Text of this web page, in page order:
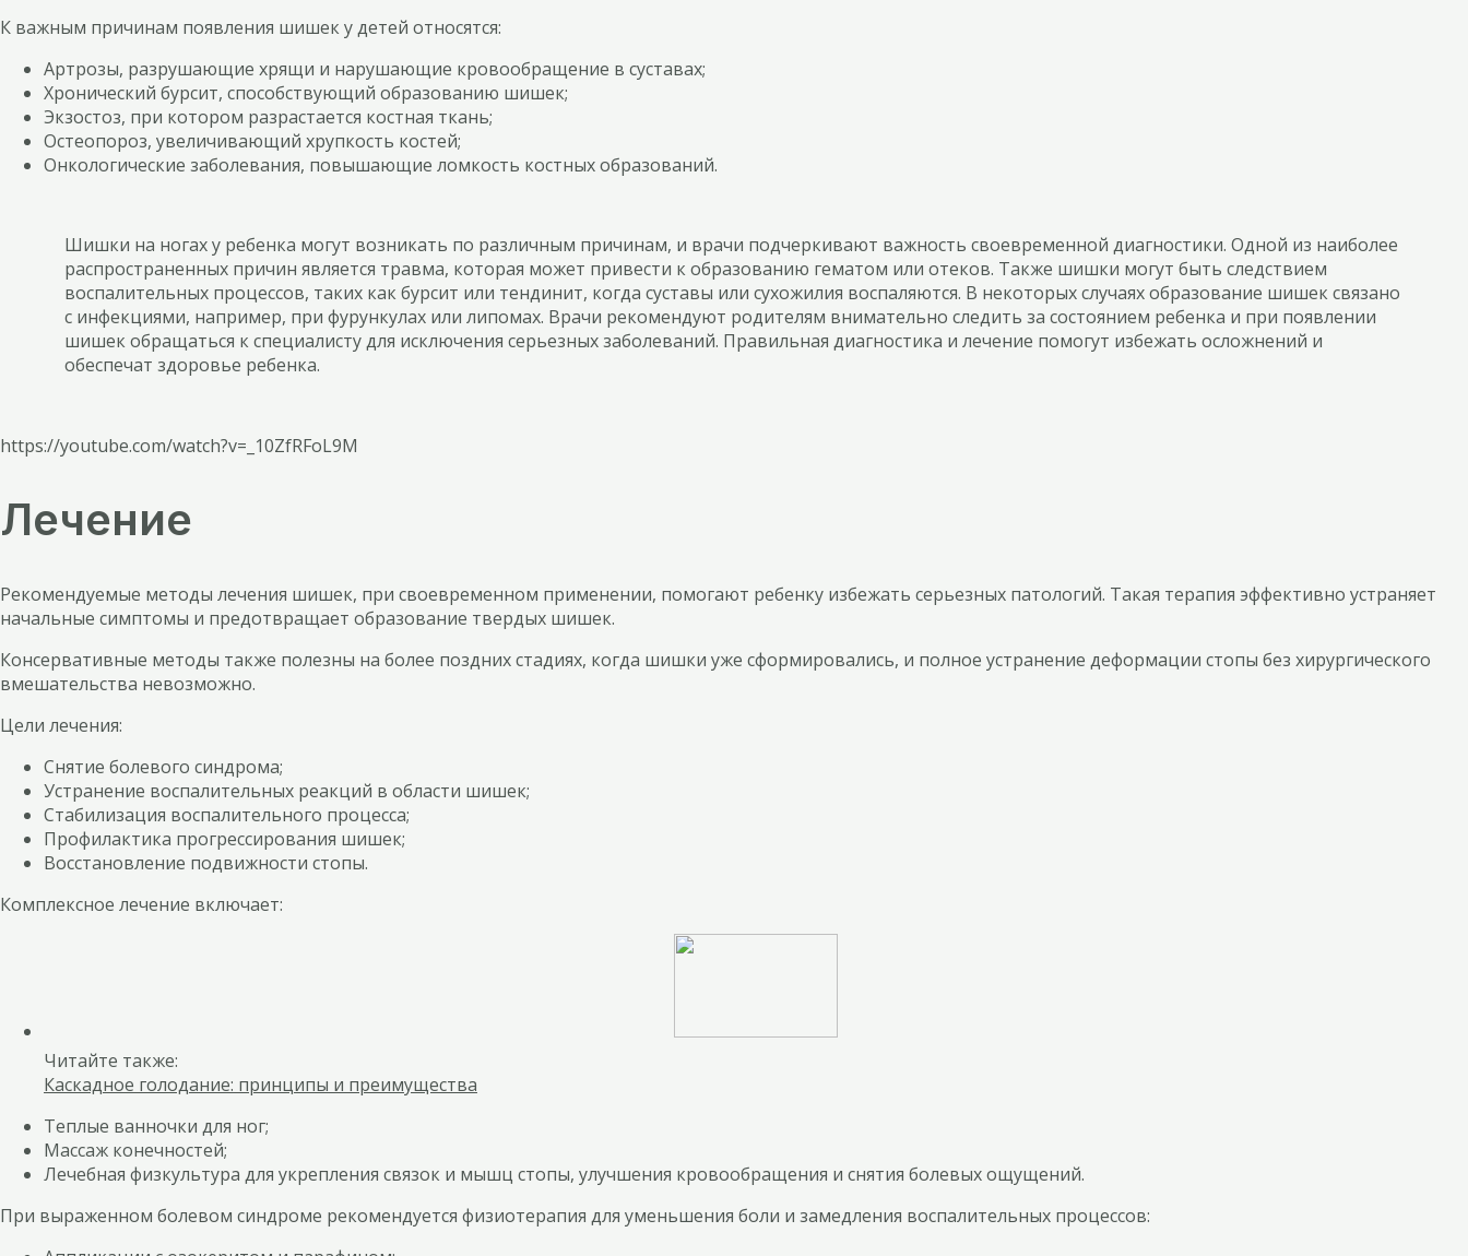
К важным причинам появления шишек у детей относятся:
Артрозы, разрушающие хрящи и нарушающие кровообращение в суставах;
Хронический бурсит, способствующий образованию шишек;
Экзостоз, при котором разрастается костная ткань;
Остеопороз, увеличивающий хрупкость костей;
Онкологические заболевания, повышающие ломкость костных образований.
Шишки на ногах у ребенка могут возникать по различным причинам, и врачи подчеркивают важность своевременной диагностики. Одной из наиболее
распространенных причин является травма, которая может привести к образованию гематом или отеков. Также шишки могут быть следствием
воспалительных процессов, таких как бурсит или тендинит, когда суставы или сухожилия воспаляются. В некоторых случаях образование шишек связано
с инфекциями, например, при фурункулах или липомах. Врачи рекомендуют родителям внимательно следить за состоянием ребенка и при появлении
шишек обращаться к специалисту для исключения серьезных заболеваний. Правильная диагностика и лечение помогут избежать осложнений и
обеспечат здоровье ребенка.
https://youtube.com/watch?v=_10ZfRFoL9M
Лечение
Рекомендуемые методы лечения шишек, при своевременном применении, помогают ребенку избежать серьезных патологий. Такая терапия эффективно устраняет
начальные симптомы и предотвращает образование твердых шишек.
Консервативные методы также полезны на более поздних стадиях, когда шишки уже сформировались, и полное устранение деформации стопы без хирургического
вмешательства невозможно.
Цели лечения:
Снятие болевого синдрома;
Устранение воспалительных реакций в области шишек;
Стабилизация воспалительного процесса;
Профилактика прогрессирования шишек;
Восстановление подвижности стопы.
Комплексное лечение включает:
Читайте также:
Каскадное голодание: принципы и преимущества
Теплые ванночки для ног;
Массаж конечностей;
Лечебная физкультура для укрепления связок и мышц стопы, улучшения кровообращения и снятия болевых ощущений.
При выраженном болевом синдроме рекомендуется физиотерапия для уменьшения боли и замедления воспалительных процессов: